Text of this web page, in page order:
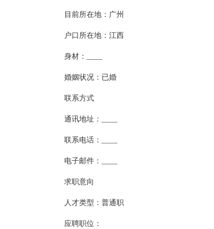
目前所在地：广州
户口所在地：江西
身材：____
婚姻状况：已婚
联系方式
通讯地址：____
联系电话：____
电子邮件：____
求职意向
人才类型：普通职
应聘职位：